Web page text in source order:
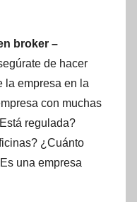
broker –
de hacer
la empresa en la
con muchas
regulada?
¿Cuánto
una empresa